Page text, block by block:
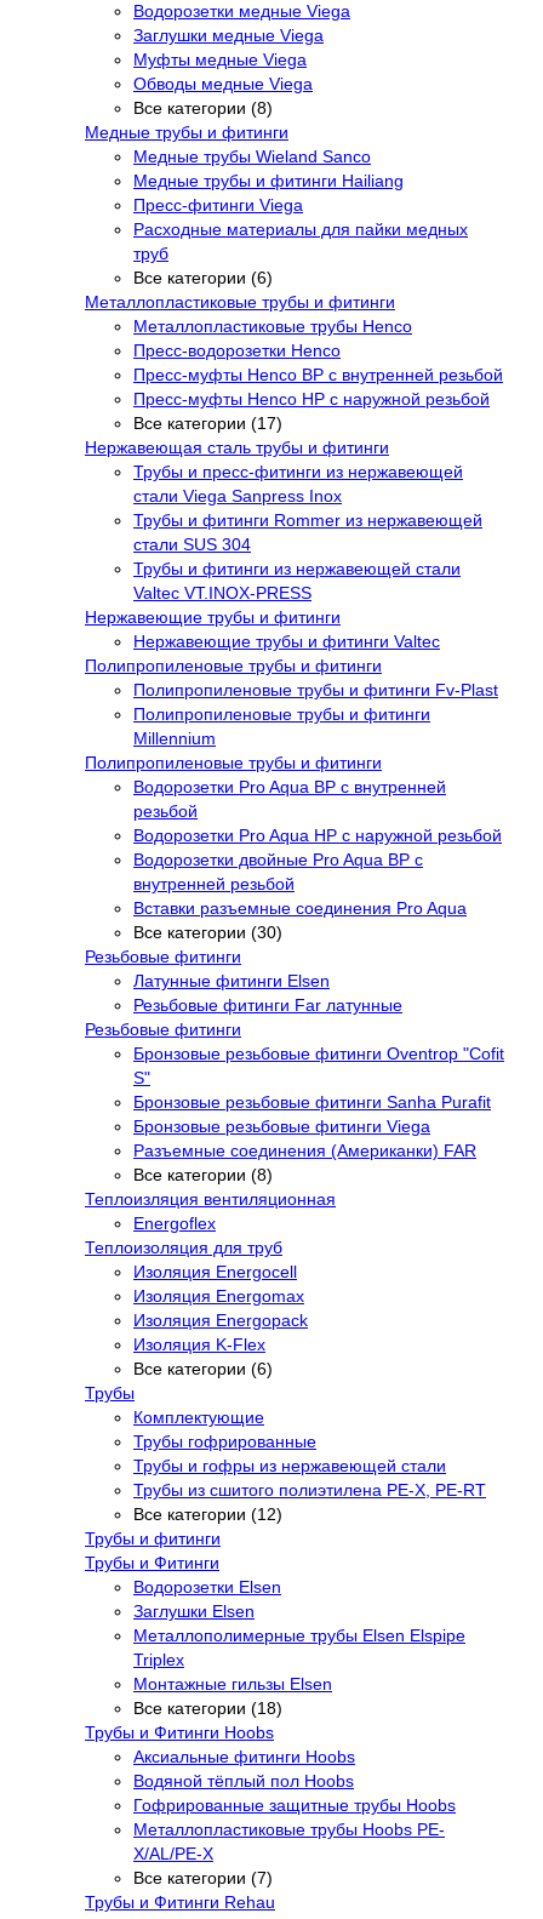
Водорозетки медные Viega
Заглушки медные Viega
Муфты медные Viega
Обводы медные Viega
Все категории (8)
Медные трубы и фитинги
Медные трубы Wieland Sanco
Медные трубы и фитинги Hailiang
Пресс-фитинги Viega
Расходные материалы для пайки медных
труб
Все категории (6)
Металлопластиковые трубы и фитинги
Металлопластиковые трубы Henco
Пресс-водорозетки Henco
Пресс-муфты Henco ВР с внутренней резьбой
Пресс-муфты Henco НР с наружной резьбой
Все категории (17)
Нержавеющая сталь трубы и фитинги
Трубы и пресс-фитинги из нержавеющей
стали Viega Sanpress Inox
Трубы и фитинги Rommer из нержавеющей
стали SUS 304
Трубы и фитинги из нержавеющей стали
Valtec VT.INOX-PRESS
Нержавеющие трубы и фитинги
Нержавеющие трубы и фитинги Valtec
Полипропиленовые трубы и фитинги
Полипропиленовые трубы и фитинги Fv-Plast
Полипропиленовые трубы и фитинги
Millennium
Полипропиленовые трубы и фитинги
Водорозетки Pro Aqua ВР с внутренней
резьбой
Водорозетки Pro Aqua НР с наружной резьбой
Водорозетки двойные Pro Aqua ВР с
внутренней резьбой
Вставки разъемные соединения Pro Aqua
Все категории (30)
Резьбовые фитинги
Латунные фитинги Elsen
Резьбовые фитинги Far латунные
Резьбовые фитинги
Бронзовые резьбовые фитинги Oventrop "Cofit
S"
Бронзовые резьбовые фитинги Sanha Purafit
Бронзовые резьбовые фитинги Viega
Разъемные соединения (Американки) FAR
Все категории (8)
Теплоизляция вентиляционная
Energoflex
Теплоизоляция для труб
Изоляция Energocell
Изоляция Energomax
Изоляция Energopack
Изоляция K-Flex
Все категории (6)
Трубы
Комплектующие
Трубы гофрированные
Трубы и гофры из нержавеющей стали
Трубы из сшитого полиэтилена PE-X, PE-RT
Все категории (12)
Трубы и фитинги
Трубы и Фитинги
Водорозетки Elsen
Заглушки Elsen
Металлополимерные трубы Elsen Elspipe
Triplex
Монтажные гильзы Elsen
Все категории (18)
Трубы и Фитинги Hoobs
Аксиальные фитинги Hoobs
Водяной тёплый пол Hoobs
Гофрированные защитные трубы Hoobs
Металлопластиковые трубы Hoobs PE-
X/AL/PE-X
Все категории (7)
Трубы и Фитинги Rehau